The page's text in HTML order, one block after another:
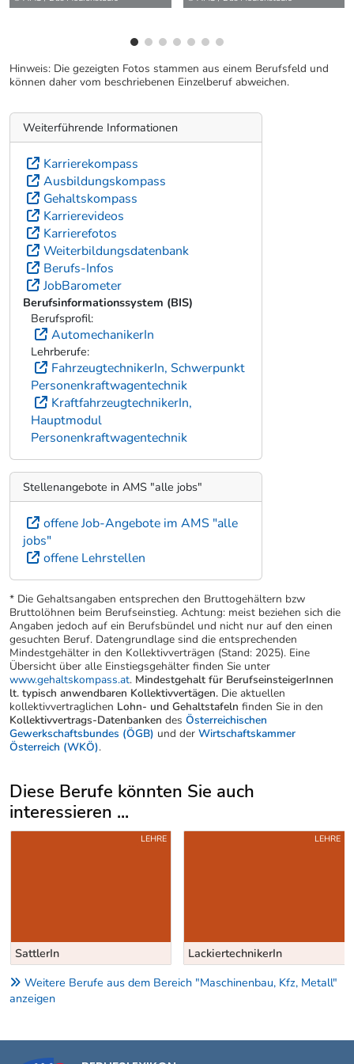
Hinweis: Die gezeigten Fotos stammen aus einem Berufsfeld und
können daher vom beschriebenen Einzelberuf abweichen.
Weiterführende Informationen
Karrierekompass
Ausbildungskompass
Gehaltskompass
Karrierevideos
Karrierefotos
Weiterbildungsdatenbank
Berufs-Infos
JobBarometer
Berufsinformationssystem (BIS)
Berufsprofil:
AutomechanikerIn
Lehrberufe:
FahrzeugtechnikerIn, Schwerpunkt
Personenkraftwagentechnik
KraftfahrzeugtechnikerIn,
Hauptmodul
Personenkraftwagentechnik
Stellenangebote in AMS "alle jobs"
offene Job-Angebote im AMS "alle
jobs"
offene Lehrstellen
* Die Gehaltsangaben entsprechen den Bruttogehältern bzw
Bruttolöhnen beim Berufseinstieg. Achtung: meist beziehen sich die
Angaben jedoch auf ein Berufsbündel und nicht nur auf den einen
gesuchten Beruf. Datengrundlage sind die entsprechenden
Mindestgehälter in den Kollektivverträgen (Stand: 2025). Eine
Übersicht über alle Einstiegsgehälter finden Sie unter
www.gehaltskompass.at. Mindestgehalt für BerufseinsteigerInnen
lt. typisch anwendbaren Kollektivvertägen. Die aktuellen
kollektivvertraglichen Lohn- und Gehaltstafeln finden Sie in den
Kollektivvertrags-Datenbanken des Österreichischen
Gewerkschaftsbundes (ÖGB) und der Wirtschaftskammer
Österreich (WKÖ).
Diese Berufe könnten Sie auch
interessieren ...
Uber weitere Berufsvorschläge
SattlerIn
LEHRE
LackiertechnikerIn
LEHRE
Weitere Berufe aus dem Bereich "Maschinenbau, Kfz, Metall"
anzeigen